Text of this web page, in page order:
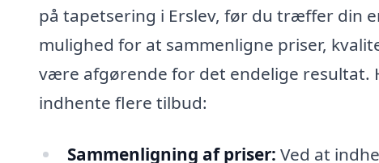
på tapetsering i Erslev, før du træffer din
mulighed for at sammenligne priser,
være afgørende for det endelige resultat.
indhente flere tilbud:
Sammenligning af priser: Ved at